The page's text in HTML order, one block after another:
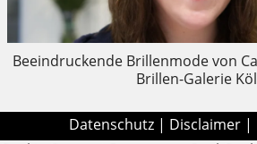
Beeindruckende Brillenmode von
Brillen-Galerie
Datenschutz| Disclaimer|